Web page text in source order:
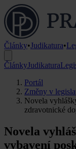
Články•Judikatura•
ČlánkyJudikatura
Portál
Změny v
Novela
zdravotnické
Novela
vybavení